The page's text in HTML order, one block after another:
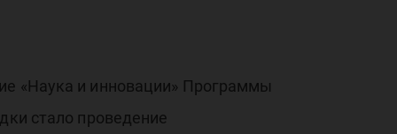
«Наука и инновации» Программы
стало проведение